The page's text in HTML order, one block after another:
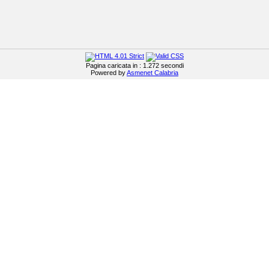
Pagina caricata in : 1.272 secondi
Powered byAsmenet Calabria